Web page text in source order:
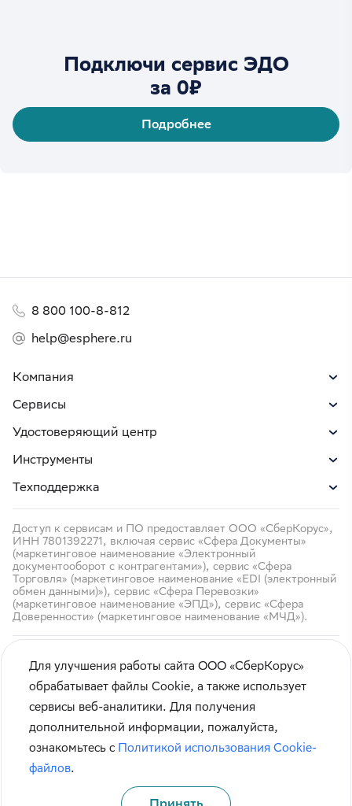
Подключи сервис ЭДО
за 0₽
Подробнее
Компания
Сервисы
Удостоверяющий центр
Инструменты
Техподдержка
8 800 100-8-812
help@esphere.ru
Доступ к сервисам и ПО предоставляет ООО «СберКорус»,
ИНН 7801392271, включая сервис «Сфера Документы»
(маркетинговое наименование «Электронный
документооборот с контрагентами»), сервис «Сфера
Торговля» (маркетинговое наименование «EDI (электронный
обмен данными)»), сервис «Сфера Перевозки»
(маркетинговое наименование «ЭПД»), сервис «Сфера
Доверенности» (маркетинговое наименование «МЧД»).
Кибербезопасность
Правила использования сайта
Карта сайта
Для улучшения работы сайта ООО «СберКорус»
обрабатывает файлы Cookie, а также использует
сервисы веб-аналитики. Для получения
дополнительной информации, пожалуйста,
ознакомьтесь с Политикой использования Cookie-
файлов.